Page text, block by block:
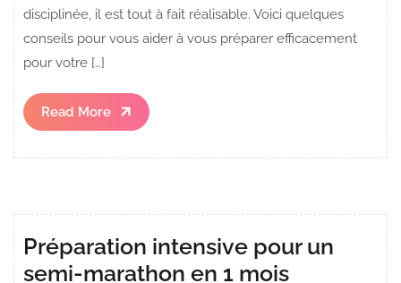
disciplinée, il est tout à fait réalisable. Voici quelques
conseils pour vous aider à vous préparer efficacement
pour votre […]
Read More
Read
More
Préparation intensive pour un
semi-marathon en 1 mois